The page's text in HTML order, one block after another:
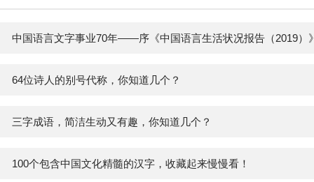
中国语言文字事业70年——序《中国语言生活状况报告（2019）
64位诗人的别号代称，你知道几个？
三字成语，简洁生动又有趣，你知道几个？
100个包含中国文化精髓的汉字，收藏起来慢慢看！